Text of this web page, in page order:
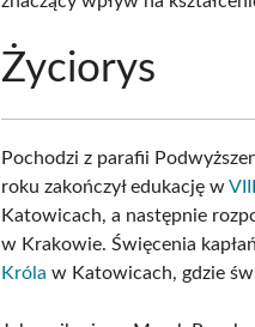
Życiorys
Pochodzi z parafii
roku zakończył edukację w
Katowicach, a następnie
w Krakowie. Święcenia
Króla w Katowicach, gdzie